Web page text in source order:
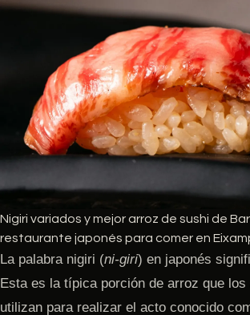
Nigiri variados y mejor arroz de sushi de
restaurante japonés para comer en
La palabra nigiri (ni-giri) en japonés
Esta es la típica porción de arroz que
utilizan para realizar el acto conocido